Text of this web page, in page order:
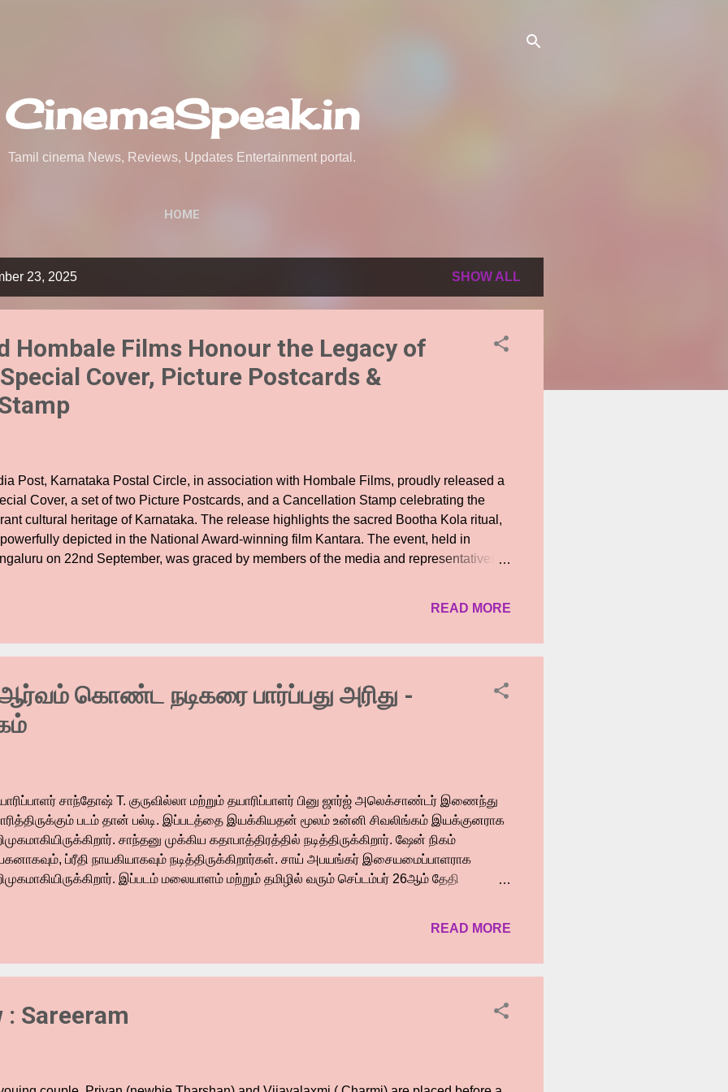
CinemaSpeak.in
Tamil cinema News, Reviews, Updates Entertainment portal.
HOME
23, 2025 SHOW ALL
Hombale Films Honour the Legacy of
Cover, Picture Postcards &
Post, Karnataka Postal Circle, in association with Hombale Films, proudly released a
Cover, a set of two Picture Postcards, and a Cancellation Stamp celebrating the
cultural heritage of Karnataka. The release highlights the sacred Bootha Kola ritual,
depicted in the National Award-winning film Kantara. The event, held in
on 22nd September, was graced by members of the media and representatives of
H M Manjesha, Chief Postmaster, Bengaluru GPO and Producer Vijay Kiragandur
Kola, added another layer of honour to the release, making it a true collector’s
“Kantara was cre...
READ MORE
கொண்ட நடிகரை பார்ப்பது அரிது -
சாந்தோஷ் T. குருவில்லா மற்றும் தயாரிப்பாளர் பினு ஜார்ஜ் அலெக்சாண்டர் இணைந்து
படம் தான் பல்டி. இப்படத்தை இயக்கியதன் மூலம் உன்னி சிவலிங்கம் இயக்குனராக
சாந்தனு முக்கிய கதாபாத்திரத்தில் நடித்திருக்கிறார். ஷேன் நிகம்
ப்ரீதி நாயகியாகவும் நடித்திருக்கிறார்கள். சாய் அபயங்கர் இசையமைப்பாளராக
இப்படம் மலையாளம் மற்றும் தமிழில் வரும் செப்டம்பர் 26ஆம் தேதி
பேசும்போது, அனைவருக்கும் வணக்கம். இப்படத்தில் நடிக்கும் அனைத்து கலைஞர்களும்
அனைவரும் இப்படத்தை வெற்றிப் படமாக ஆக்குவீர்கள் என்று நம்புகிறேன்
நன்றி. இப்படம் என்னுடைய கனவை நனவாகியிர...
READ MORE
: Sareeram